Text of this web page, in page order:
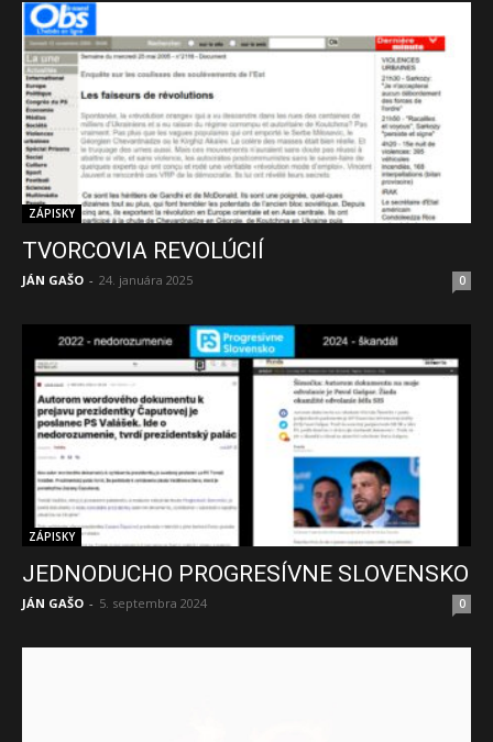
ZÁPISKY
TVORCOVIA REVOLÚCIÍ
JÁN GAŠO - 24. januára 2025 0
ZÁPISKY
JEDNODUCHO PROGRESÍVNE SLOVENSKO
JÁN GAŠO - 5. septembra 2024 0